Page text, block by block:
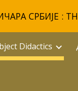
Skip to
СРБИЈЕ : THE
Didactics